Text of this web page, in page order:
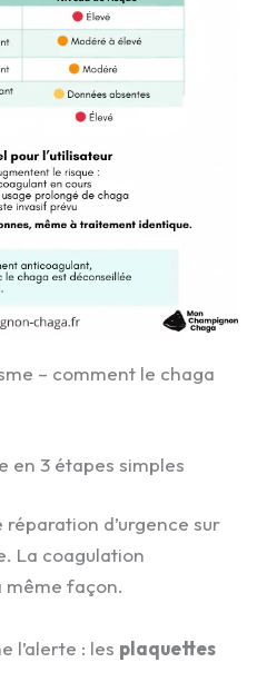
– comment le chaga
en 3 étapes simples
d’urgence sur
La coagulation
même façon.
l’alerte : les plaquettes